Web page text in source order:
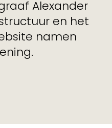
Alexander
en het
namen